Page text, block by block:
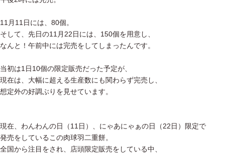
11月11日には、80個。
そして、先日の11月22日には、150個を用意し、
なんと！午前中には完売をしてしまったんです。
当初は1日10個の限定販売だった予定が、
現在は、大幅に超える生産数にも関わらず完売し、
想定外の好調ぶりを見せています。
現在、わんわんの日（11日）、にゃあにゃぁの日（22日）限定で
発売をしているこの肉球羽二重餅。
全国から注目をされ、店頭限定販売をしている中、